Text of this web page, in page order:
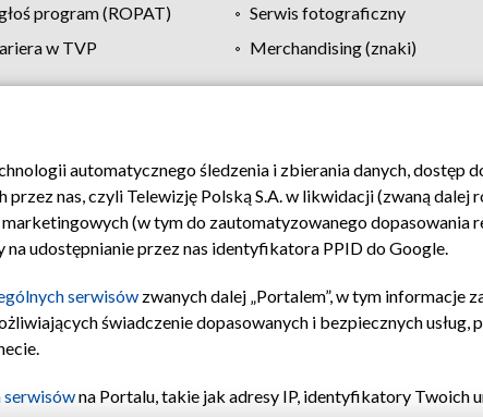
program (ROPAT)
Serwis fotograficzny
w TVP
Merchandising (znaki)
Moje zgody Pomoc Biuro reklamy Kontakt
automatycznego śledzenia i zbierania danych, dostęp
nas, czyli Telewizję Polską S.A. w likwidacji (zwaną dalej
marketingowych (w tym do zautomatyzowanego dopasowania
udostępnianie przez nas identyfikatora PPID do Google.
serwisów zwanych dalej „Portalem”, w tym informacje
świadczenie dopasowanych i bezpiecznych usług,
serwisówna Portalu, takie jak adresy IP, identyfikatory